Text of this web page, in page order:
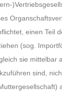
einen Teil
(sog.
sie mittelbar
sind,